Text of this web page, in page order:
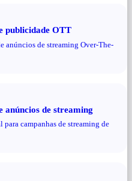
publicidade OTT
anúncios de streaming Over-The-
anúncios de streaming
campanhas de streaming de